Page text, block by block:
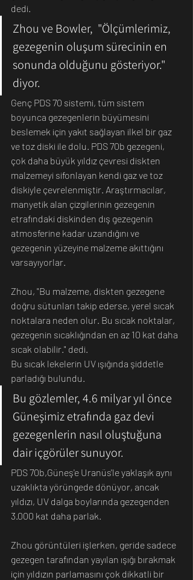
dedi.
Zhou ve Bowler,  "Ölçümlerimiz,
gezegenin oluşum sürecinin en
sonunda olduğunu gösteriyor."
diyor.
Genç PDS 70 sistemi, tüm sistem
boyunca gezegenlerin büyümesini
beslemek için yakıt sağlayan ilkel bir gaz
ve toz diski ile dolu. PDS 70b gezegeni,
çok daha büyük yıldız çevresi diskten
malzemeyi sifonlayan kendi gaz ve toz
diskiyle çevrelenmiştir. Araştırmacılar,
manyetik alan çizgilerinin gezegenin
etrafındaki diskinden dış gezegenin
atmosferine kadar uzandığını ve
gezegenin yüzeyine malzeme akıttığını
varsayıyorlar.
Zhou, "Bu malzeme, diskten gezegene
doğru sütunları takip ederse, yerel sıcak
noktalara neden olur. Bu sıcak noktalar,
gezegenin sıcaklığından en az 10 kat daha
sıcak olabilir." dedi.
Bu sıcak lekelerin UV ışığında şiddetle
parladığı bulundu.
Bu gözlemler, 4.6 milyar yıl önce
Güneşimiz etrafında gaz devi
gezegenlerin nasıl oluştuğuna
dair içgörüler sunuyor.
PDS 70b,Güneş'e Uranüs'le yaklaşık aynı
uzaklıkta yörüngede dönüyor, ancak
yıldızı, UV dalga boylarında gezegenden
3.000 kat daha parlak.
Zhou görüntüleri işlerken, geride sadece
gezegen tarafından yayılan ışığı bırakmak
için yıldızın parlamasını çok dikkatli bir